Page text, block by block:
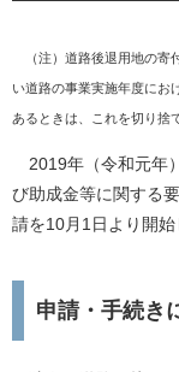
（注）道路後退用地の寄
い道路の事業実施年度にお
あるときは、これを切り捨
2019年（令和元年
び助成金等に関する
請を10月1日より開始
申請・手続き